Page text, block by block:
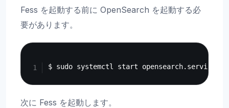
Fess を起動する前に OpenSearch を起動する必
要があります。
次に Fess を起動します。